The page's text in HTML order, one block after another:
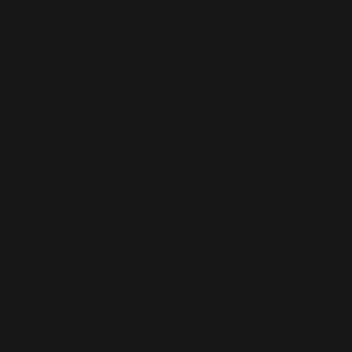
disponible en ligne
pas à contacter notre